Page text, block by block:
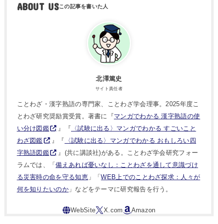
ABOUT US
北澤篤史
サイト責任者
ことわざ・漢字熟語の専門家、ことわざ学会理事。2025年度こ
とわざ研究奨励賞受賞。著書に『マンガでわかる 漢字熟語の使
い分け図鑑
』『 〈試験に出る〉マンガでわかる すごいこと
わざ図鑑
』『
〈試験に出る〉マンガでわかる おもしろい四
字熟語図鑑
』(共に講談社)がある。ことわざ学会研究フォー
ラムでは、「備えあれば憂いなし：ことわざを通して意識づけ
る災害時の命を守る知恵」「WEB上でのことわざ探求：人々が
何を知りたいのか」などをテーマに研究報告を行う。